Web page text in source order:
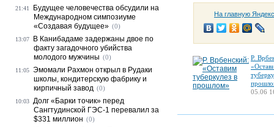
На главную
Р.
05.06
21:41
Будущее человечества обсудили на
Международном симпозиуме
«Создавая будущее» (0)
13:07
В Канибадаме задержаны двое по
факту загадочного убийства
молодого мужчины (0)
11:05 Эмомали Рахмон открыл в Рудаки
школы, кондитерскую фабрику и
кирпичный завод (0)
10:03 Долг «Барки точик» перед
Сангтудинской ГЭС-1 перевалил за
$331 миллион (0)